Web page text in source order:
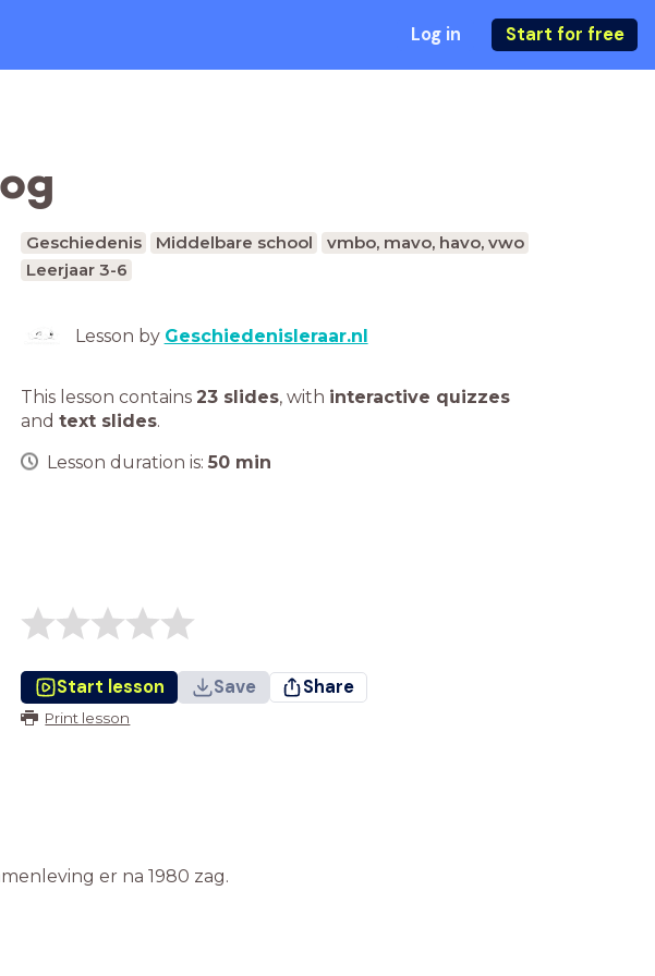
Log in Start for free
Geschiedenis Middelbare school
vmbo, mavo, havo, vwo
Leerjaar 3-6
Lesson by Geschiedenisleraar.nl
This lesson contains 23 slides, with interactive quizzes
and text slides.
Lesson duration is: 50 min
Start lesson Save Share
Print lesson
er na 1980 zag.